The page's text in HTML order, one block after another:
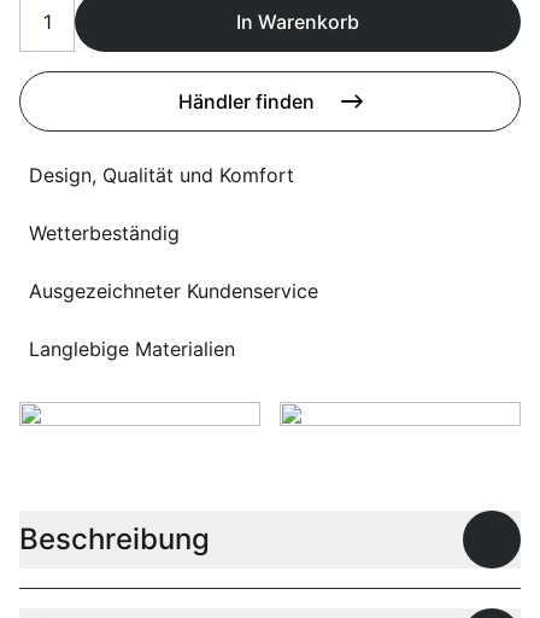
Uber uns
Sprachwahl
In Warenkorb
Händler finden
Design, Qualität und Komfort
Wetterbeständig
Ausgezeichneter Kundenservice
Langlebige Materialien
Beschreibung